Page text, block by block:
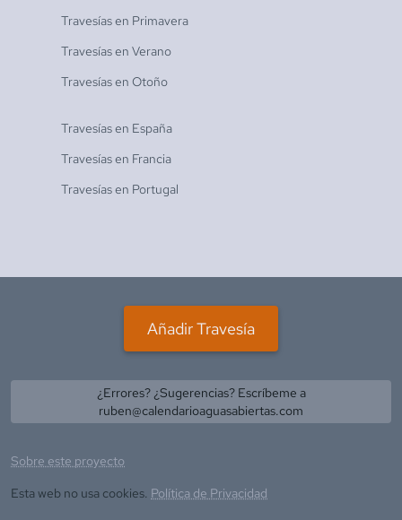
Travesías en Primavera
Travesías en Verano
Travesías en Otoño
Travesías en España
Travesías en Francia
Travesías en Portugal
Añadir Travesía
¿Errores? ¿Sugerencias? Escríbeme a
ruben@calendarioaguasabiertas.com
Sobre este proyecto
Esta web no usa cookies. Política de Privacidad